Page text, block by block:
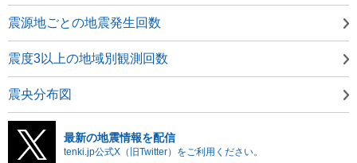
震源地ごとの地震発生回数
震度3以上の地域別観測回数
震央分布図
最新の地震情報を配信
tenki.jp公式X（旧Twitter）をご利用ください。